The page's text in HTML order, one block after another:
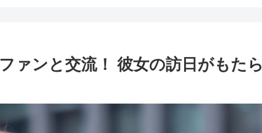
ァンと交流！ 彼女の訪日がもたら